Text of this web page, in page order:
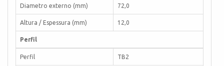
Diametro externo (mm) 72,0
Altura / Espessura (mm) 12,0
Perfil
Perfil TB2